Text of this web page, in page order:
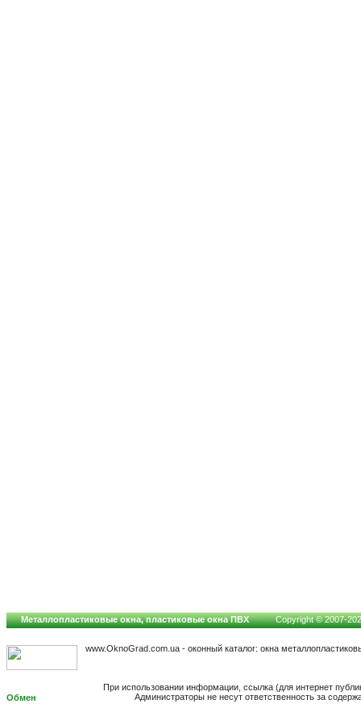
Металлопластиковые окна, пластиковые окна ПВХ Copyright © 2007-
www.OknoGrad.com.ua - оконный каталог: окна
При использовании информации, ссылка (для интернет
Администраторы не несут ответственность за
Обмен